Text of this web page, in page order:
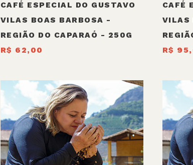
CAFÉ ESPECIAL DO GUSTAVO
VILAS BOAS BARBOSA -
REGIÃO DO CAPARAÓ - 250G
R$ 62,00
CAFÉ
VILAS
R$